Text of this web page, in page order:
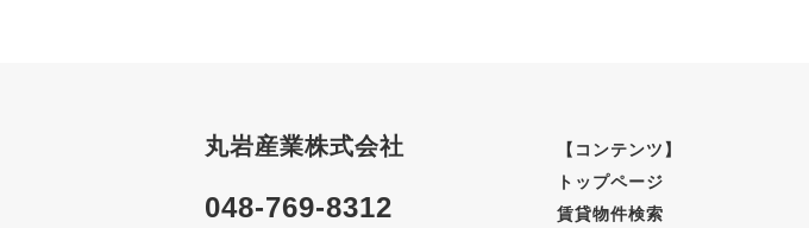
丸岩産業株式会社
048-769-8312
【コンテンツ】
トップページ
賃貸物件検索